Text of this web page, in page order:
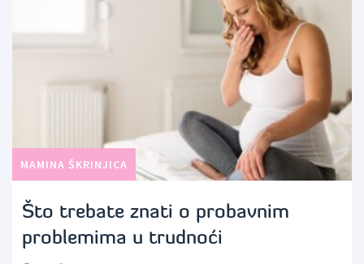
MAMINA ŠKRINJICA
Što trebate znati o probavnim
problemima u trudnoći